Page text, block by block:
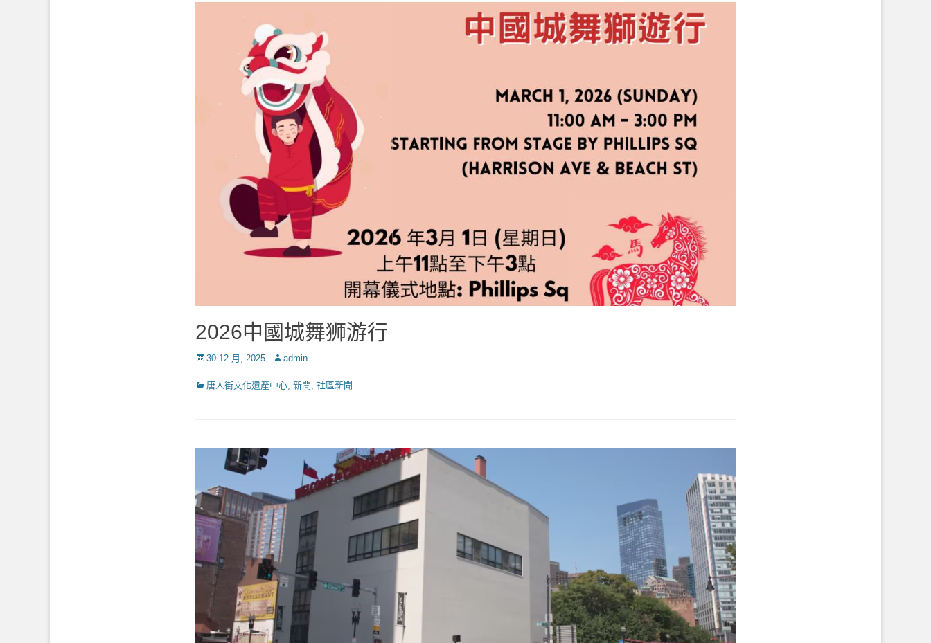
2026中國城舞狮游行
Posted
30 12 月, 2025 Author
admin
Categories
唐人街文化遺產中心, 新聞 , 社區新聞